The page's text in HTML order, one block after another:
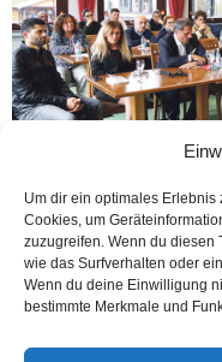
Um dir ein optimales
Cookies, um
zuzugreifen. Wenn du diesen
wie das Surfverhalten oder
Wenn du deine Einwilligung
bestimmte Merkmale und
yapacak yeni oluşum ilk
yaptı. Yeni oluşuma „Türkçe
Weiterlesen